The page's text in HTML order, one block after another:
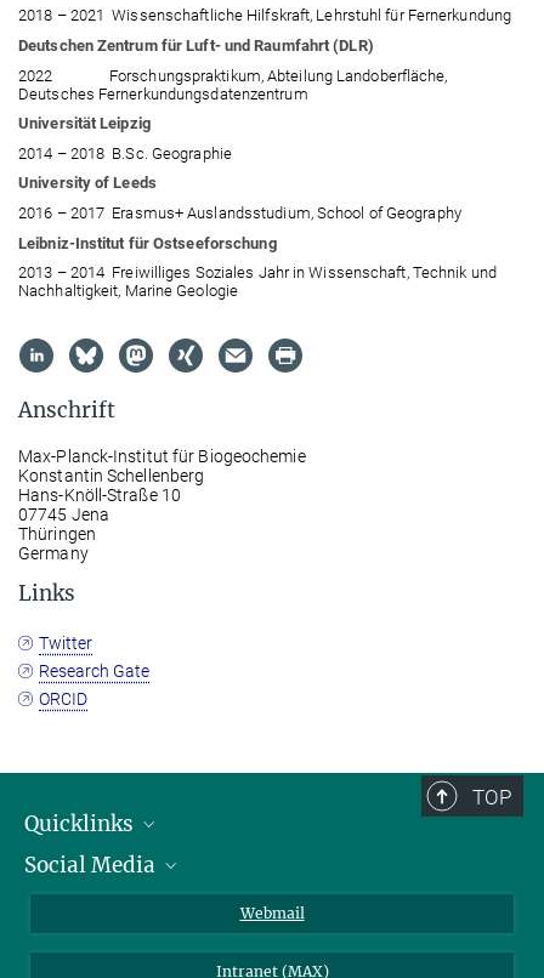
2018 – 2021 Wissenschaftliche Hilfskraft, Lehrstuhl für Fernerkundung
Deutschen Zentrum für Luft- und Raumfahrt (DLR)
2022
Forschungspraktikum, Abteilung Landoberfläche,
Deutsches Fernerkundungsdatenzentrum
Universität Leipzig
2014 – 2018 B.Sc. Geographie
University of Leeds
2016 – 2017 Erasmus+ Auslandsstudium, School of Geography
Leibniz-Institut für Ostseeforschung
2013 – 2014 Freiwilliges Soziales Jahr in Wissenschaft, Technik und
Nachhaltigkeit, Marine Geologie
Anschrift
Max-Planck-Institut für Biogeochemie
Konstantin Schellenberg
Hans-Knöll-Straße 10
07745 Jena
Thüringen
Germany
Links
Twitter
Research Gate
ORCID
TOP
Quicklinks
IMPRS Graduiertenschule
Social Media
Webmail
Intranet (MAX)